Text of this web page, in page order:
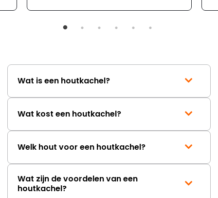
Wat is een houtkachel?
Wat kost een houtkachel?
Welk hout voor een houtkachel?
Wat zijn de voordelen van een
houtkachel?